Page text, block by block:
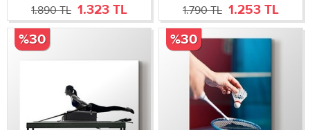
1.890 TL 1.323 TL 1.790 TL 1.253 TL
%30 %30